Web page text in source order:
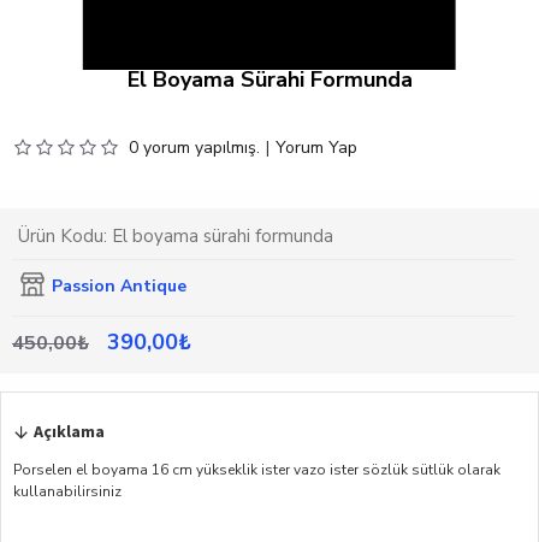
El Boyama Sürahi Formunda
0 yorum yapılmış. | Yorum Yap
390,00₺
450,00₺
Ürün Kodu: El boyama sürahi formunda
Passion Antique
Açıklama
Porselen el boyama 16 cm yükseklik ister vazo ister sözlük sütlük olarak
kullanabilirsiniz